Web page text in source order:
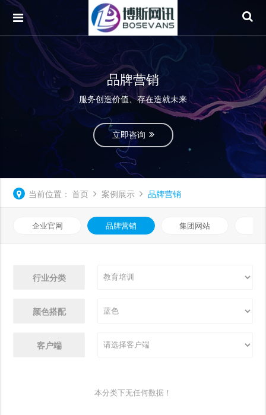
品牌营销
服务创造价值、存在造就未来
立即咨询
当前位置： 首页 案例展示 品牌营销
企业官网 品牌营销 集团网站
行业分类
颜色搭配
客户端
本分类下无任何数据！